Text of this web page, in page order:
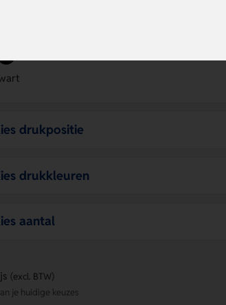
drukpositie
drukkleuren
aantal
(excl. BTW)
je huidige keuzes